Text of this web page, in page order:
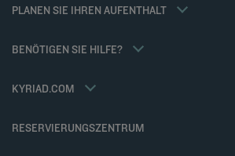
PLANEN SIE IHREN AUFENTHALT
BENÖTIGEN SIE HILFE?
KYRIAD.COM
Allgemeinen Geschäftsbedingungen
Karriere
Accessibility statement
RESERVIERUNGSZENTRUM